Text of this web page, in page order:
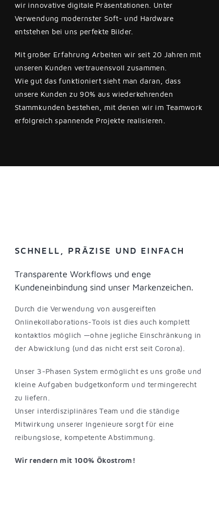
wir innovative digitale Präsentationen. Unter
Verwendung modernster Soft- und Hardware
entstehen bei uns perfekte Bilder.
Mit großer Erfahrung Arbeiten wir seit 20 Jahren mit
unseren Kunden vertrauensvoll zusammen.
Wie gut das funktioniert sieht man daran, dass
unsere Kunden zu 90% aus wiederkehrenden
Stammkunden bestehen, mit denen wir im Teamwork
erfolgreich spannende Projekte realisieren.
SCHNELL, PRÄZISE UND EINFACH
Transparente Workflows und enge
Kundeneinbindung sind unser Markenzeichen.
Durch die Verwendung von ausgereiften
Onlinekollaborations-Tools ist dies auch komplett
kontaktlos möglich —ohne jegliche Einschränkung in
der Abwicklung (und das nicht erst seit Corona).
Unser 3-Phasen System ermöglicht es uns große und
kleine Aufgaben budgetkonform und termingerecht
zu liefern.
Unser interdisziplinäres Team und die ständige
Mitwirkung unserer Ingenieure sorgt für eine
reibungslose, kompetente Abstimmung.
Wir rendern mit 100% Ökostrom!